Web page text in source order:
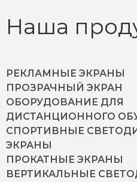
Наша
РЕКЛАМНЫЕ ЭКРАНЫ
ПРОЗРАЧНЫЙ ЭКРАН
ОБОРУДОВАНИЕ ДЛЯ
ДИСТАНЦИОННОГО
СПОРТИВНЫЕ
ЭКРАНЫ
ПРОКАТНЫЕ ЭКРАНЫ
ВЕРТИКАЛЬНЫЕ